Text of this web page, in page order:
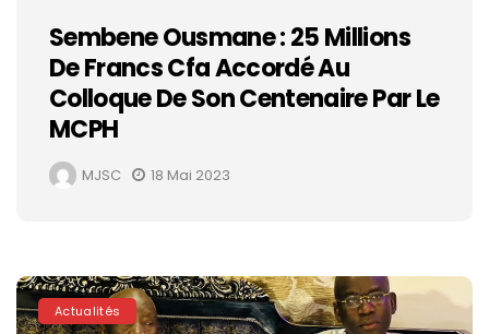
Sembene Ousmane : 25 Millions
De Francs Cfa Accordé Au
Colloque De Son Centenaire Par Le
MCPH
MJSC 18 Mai 2023
Actualités